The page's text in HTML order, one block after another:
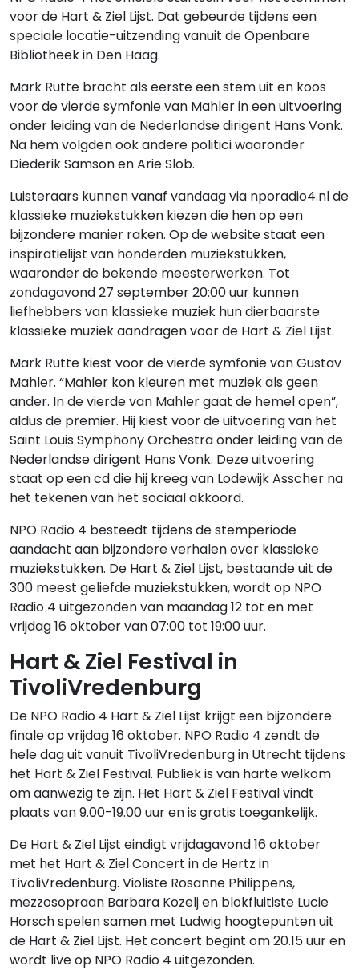
voor de Hart & Ziel Lijst. Dat gebeurde tijdens een
speciale locatie-uitzending vanuit de Openbare
Bibliotheek in Den Haag.
Mark Rutte bracht als eerste een stem uit en koos
voor de vierde symfonie van Mahler in een uitvoering
onder leiding van de Nederlandse dirigent Hans Vonk.
Na hem volgden ook andere politici waaronder
Diederik Samson en Arie Slob.
Luisteraars kunnen vanaf vandaag via nporadio4.nl de
klassieke muziekstukken kiezen die hen op een
bijzondere manier raken. Op de website staat een
inspiratielijst van honderden muziekstukken,
waaronder de bekende meesterwerken. Tot
zondagavond 27 september 20:00 uur kunnen
liefhebbers van klassieke muziek hun dierbaarste
klassieke muziek aandragen voor de Hart & Ziel Lijst.
Mark Rutte kiest voor de vierde symfonie van Gustav
Mahler. “Mahler kon kleuren met muziek als geen
ander. In de vierde van Mahler gaat de hemel open”,
aldus de premier. Hij kiest voor de uitvoering van het
Saint Louis Symphony Orchestra onder leiding van de
Nederlandse dirigent Hans Vonk. Deze uitvoering
staat op een cd die hij kreeg van Lodewijk Asscher na
het tekenen van het sociaal akkoord.
NPO Radio 4 besteedt tijdens de stemperiode
aandacht aan bijzondere verhalen over klassieke
muziekstukken. De Hart & Ziel Lijst, bestaande uit de
300 meest geliefde muziekstukken, wordt op NPO
Radio 4 uitgezonden van maandag 12 tot en met
vrijdag 16 oktober van 07:00 tot 19:00 uur.
Hart & Ziel Festival in
TivoliVredenburg
De NPO Radio 4 Hart & Ziel Lijst krijgt een bijzondere
finale op vrijdag 16 oktober. NPO Radio 4 zendt de
hele dag uit vanuit TivoliVredenburg in Utrecht tijdens
het Hart & Ziel Festival. Publiek is van harte welkom
om aanwezig te zijn. Het Hart & Ziel Festival vindt
plaats van 9.00-19.00 uur en is gratis toegankelijk.
De Hart & Ziel Lijst eindigt vrijdagavond 16 oktober
met het Hart & Ziel Concert in de Hertz in
TivoliVredenburg. Violiste Rosanne Philippens,
mezzosopraan Barbara Kozelj en blokfluitiste Lucie
Horsch spelen samen met Ludwig hoogtepunten uit
de Hart & Ziel Lijst. Het concert begint om 20.15 uur en
wordt live op NPO Radio 4 uitgezonden.